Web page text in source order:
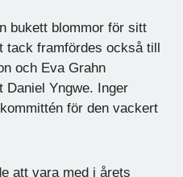
bukett blommor för sitt
tack framfördes också till
och Eva Grahn
Daniel Yngwe. Inger
för den vackert
att vara med i årets